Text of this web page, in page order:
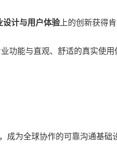
设计与用户体验上的创新获得肯
功能与直观、舒适的真实使用
成为全球协作的可靠沟通基础